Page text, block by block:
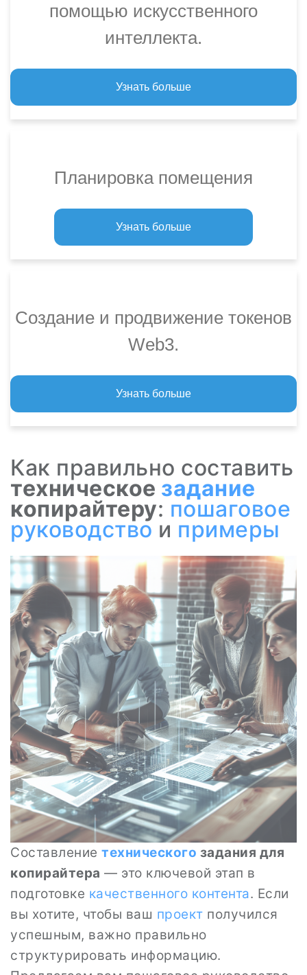
помощью искусственного
интеллекта.
Узнать больше
Планировка помещения
Узнать больше
Создание и продвижение токенов
Web3.
Узнать больше
Как правильно составить
техническое задание
копирайтеру: пошаговое
руководство и примеры
Составление технического задания для
копирайтера — это ключевой этап в
подготовке качественного контента. Если
вы хотите, чтобы ваш проект получился
успешным, важно правильно
структурировать информацию.